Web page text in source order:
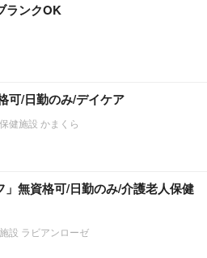
ランクOK
可/日勤のみ/デイケア
健施設 かまくら
」無資格可/日勤のみ/介護老人保健
設 ラビアンローゼ